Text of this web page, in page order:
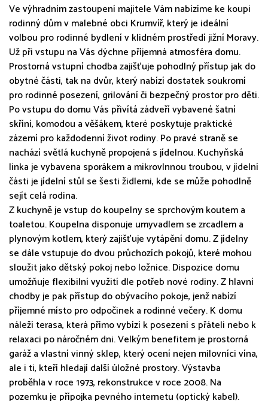
Ve výhradním zastoupení majitele Vám nabízíme ke koupi
rodinný dům v malebné obci Krumvíř, který je ideální
volbou pro rodinné bydlení v klidném prostředí jižní Moravy.
Už při vstupu na Vás dýchne příjemná atmosféra domu.
Prostorná vstupní chodba zajišťuje pohodlný přístup jak do
obytné části, tak na dvůr, který nabízí dostatek soukromí
pro rodinné posezení, grilování či bezpečný prostor pro děti.
Po vstupu do domu Vás přivítá zádveří vybavené šatní
skříní, komodou a věšákem, které poskytuje praktické
zázemí pro každodenní život rodiny. Po pravé straně se
nachází světlá kuchyně propojená s jídelnou. Kuchyňská
linka je vybavena sporákem a mikrovlnnou troubou, v jídelní
části je jídelní stůl se šesti židlemi, kde se může pohodlně
sejít celá rodina.
Z kuchyně je vstup do koupelny se sprchovým koutem a
toaletou. Koupelna disponuje umyvadlem se zrcadlem a
plynovým kotlem, který zajišťuje vytápění domu. Z jídelny
se dále vstupuje do dvou průchozích pokojů, které mohou
sloužit jako dětský pokoj nebo ložnice. Dispozice domu
umožňuje flexibilní využití dle potřeb nové rodiny. Z hlavní
chodby je pak přístup do obývacího pokoje, jenž nabízí
příjemné místo pro odpočinek a rodinné večery. K domu
náleží terasa, která přímo vybízí k posezení s přáteli nebo k
relaxaci po náročném dni. Velkým benefitem je prostorná
garáž a vlastní vinný sklep, který ocení nejen milovníci vína,
ale i ti, kteří hledají další úložné prostory. Výstavba
proběhla v roce 1973, rekonstrukce v roce 2008. Na
pozemku je přípojka pevného internetu (optický kabel).